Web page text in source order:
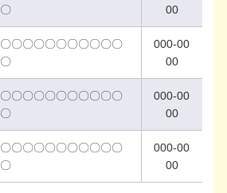
〇
00
〇〇〇〇〇〇〇〇〇〇〇
〇
000-00
00
〇〇〇〇〇〇〇〇〇〇〇
〇
000-00
00
〇〇〇〇〇〇〇〇〇〇〇
〇
000-00
00